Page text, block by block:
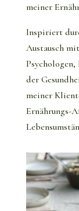
meiner
Inspiriert
Austausch
der
meiner
Ernährungs-